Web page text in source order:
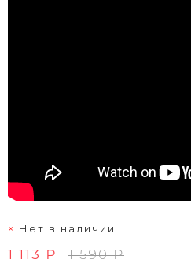
Нет в наличии
1 113 ₽ 1 590 ₽